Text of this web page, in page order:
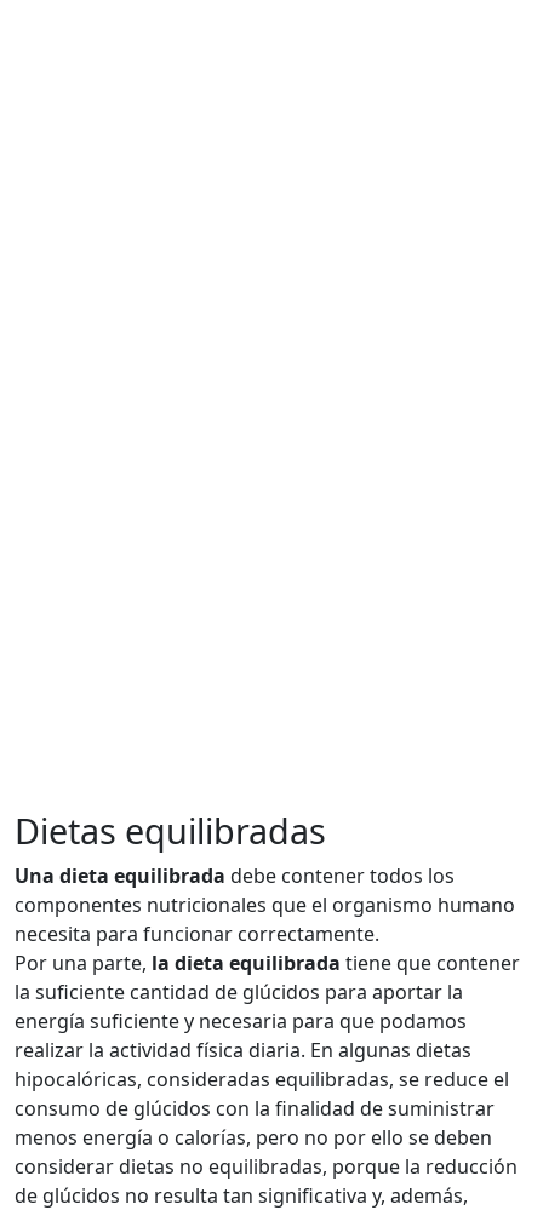
Dietas equilibradas
Una dieta equilibrada debe contener todos los
componentes nutricionales que el organismo humano
necesita para funcionar correctamente.
Por una parte, la dieta equilibrada tiene que contener
la suficiente cantidad de glúcidos para aportar la
energía suficiente y necesaria para que podamos
realizar la actividad física diaria. En algunas dietas
hipocalóricas, consideradas equilibradas, se reduce el
consumo de glúcidos con la finalidad de suministrar
menos energía o calorías, pero no por ello se deben
considerar dietas no equilibradas, porque la reducción
de glúcidos no resulta tan significativa y, además,